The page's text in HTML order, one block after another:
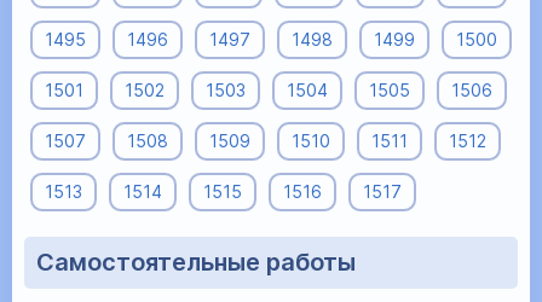
1495 1496 1497 1498 1499 1500
1501 1502 1503 1504 1505 1506
1507 1508 1509 1510 1511 1512
1513 1514 1515 1516 1517
Самостоятельные работы